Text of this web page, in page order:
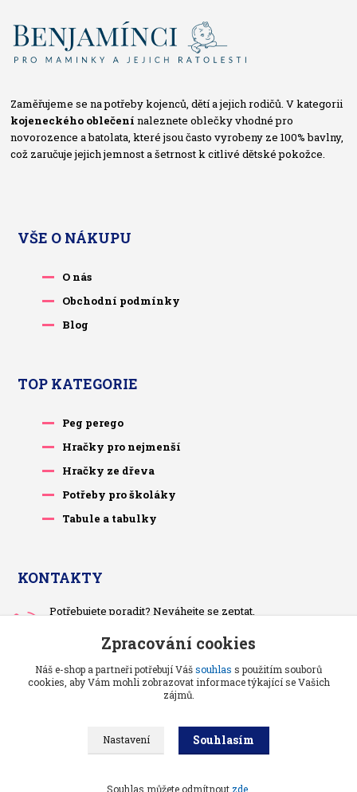
Zaměřujeme se na potřeby kojenců, dětí a jejich rodičů. V kategorii
kojeneckého oblečení naleznete oblečky vhodné pro
novorozence a batolata, které jsou často vyrobeny ze 100% bavlny,
což zaručuje jejich jemnost a šetrnost k citlivé dětské pokožce.
VŠE O NÁKUPU
O nás
Obchodní podmínky
Blog
TOP KATEGORIE
Peg perego
Hračky pro nejmenší
Hračky ze dřeva
Potřeby pro školáky
Tabule a tabulky
KONTAKTY
Potřebujete poradit? Neváhejte se zeptat.
Po-čt, po 13 hodině
pietrasova.p@seznam.cz
Vše pro děti a kojence // Grafika a kódování
Zpracování cookies
Náš e-shop a partneři potřebují Vášsouhlas s použitím souborů
cookies, aby Vám mohli zobrazovat informace týkající se Vašich
zájmů.
Nastavení Souhlasím
Souhlas můžete odmítnout zde